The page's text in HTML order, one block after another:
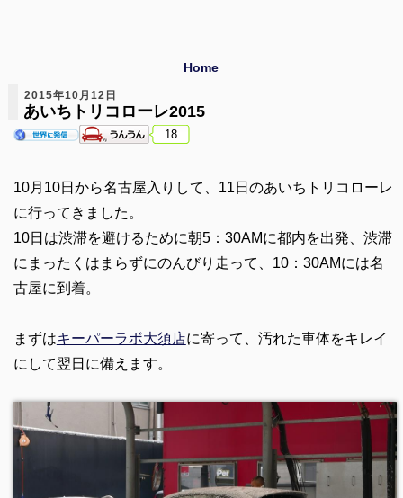
Home
2015年10月12日
あいちトリコローレ2015
18
10月10日から名古屋入りして、11日のあいちトリコローレ
に行ってきました。
10日は渋滞を避けるために朝5：30AMに都内を出発、渋滞
にまったくはまらずにのんびり走って、10：30AMには名
古屋に到着。
まずはキーパーラボ大須店に寄って、汚れた車体をキレイ
にして翌日に備えます。